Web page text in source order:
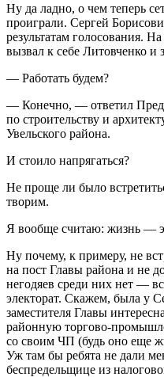
Ну да ладно, о чем теперь
проиграли. Сергей
результатам голосования.
вызвал к себе Литовченко и
— Работать будем?
— Конечно, — ответил
по строительству и
Увельского района.
И стоило напрягаться?
Не проще ли было
творим.
Я вообще считаю: жизнь —
Ну почему, к примеру, не
на пост Главы района и не
негодяев среди них нет —
электорат. Скажем, была у
заместителя Главы
районную торгово-
со своим ЧП (будь оно еще
Уж там бы ребята не дали
беспредельщице из